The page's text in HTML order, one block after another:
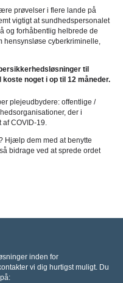
prøvelser i flere lande på
vigtigt at sundhedspersonalet
og forhåbentlig helbrede de
hensynsløse cyberkriminelle,
til
noget i op til 12 måneder.
plejeudbydere: offentlige /
der i
af COVID-19.
Hjælp dem med at benytte
bidrage ved at sprede ordet
inden for
vi dig hurtigst muligt. Du